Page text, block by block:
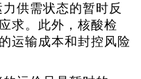
供需状态的暂时反
求。此外，核酸检
运输成本和封控风险